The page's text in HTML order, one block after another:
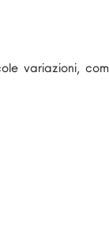
variazioni,